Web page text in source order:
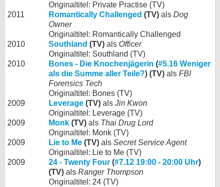
Originaltitel: Private Practise (TV)
2011
Romantically Challenged (TV) als Dog
Owner
Originaltitel: Romantically Challenged
2010
Southland (TV) als Officer
Originaltitel: Southland (TV)
2010
Bones - Die Knochenjägerin (#5.16 Weniger
als die Summe aller Teile?) (TV) als FBI
Forensics Tech
Originaltitel: Bones (TV)
2009
Leverage (TV) als Jin Kwon
Originaltitel: Leverage (TV)
2009
Monk (TV) als Thai Drug Lord
Originaltitel: Monk (TV)
2009
Lie to Me (TV) als Secret Service Agent
Originaltitel: Lie to Me (TV)
2009
24 - Twenty Four (#7.12 19:00 - 20:00 Uhr)
(TV) als Ranger Thompson
Originaltitel: 24 (TV)